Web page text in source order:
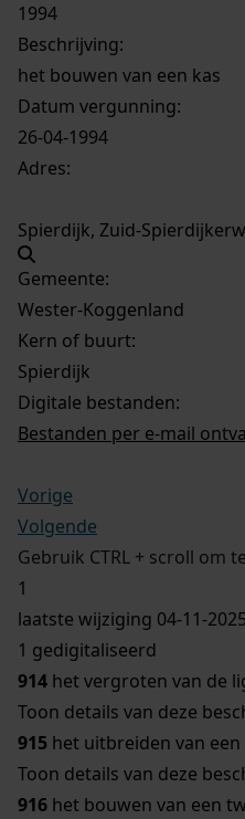
1994
Beschrijving:
het bouwen van een kas
Datum vergunning:
26-04-1994
Adres:
Spierdijk, Zuid-
Gemeente:
Wester-Koggenland
Kern of buurt:
Spierdijk
Digitale bestanden:
Bestanden per e-mail
Vorige
Volgende
Gebruik CTRL + scroll om
laatste wijziging 04-11-2025
1 gedigitaliseerd
914 het vergroten van de
Toon details van deze
915 het uitbreiden van
Toon details van deze
916 het bouwen van een